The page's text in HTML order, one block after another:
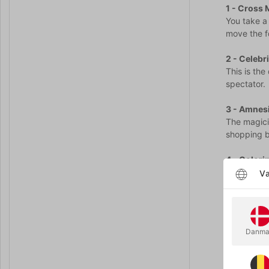
1 - Cross
You take
move the
2 -
This is the
spectator.
3 -
The
shopping
4 -
A super
5 -
Imagine
is then
6 - True